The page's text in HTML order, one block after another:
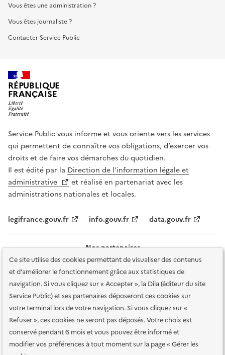
Ce site utilise des cookies permettant de visualiser des contenus
et d'améliorer le fonctionnement grâce aux statistiques de
navigation. Si vous cliquez sur « Accepter », la Dila (éditeur du site
Service Public) et ses partenaires déposeront ces cookies sur
votre terminal lors de votre navigation. Si vous cliquez sur «
Refuser », ces cookies ne seront pas déposés. Votre choix est
conservé pendant 6 mois et vous pouvez être informé et
modifier vos préférences à tout moment sur la page « Gérer les
Vous êtes une administration ?
Vous êtes journaliste ?
Contacter Service Public
RÉPUBLIQUE
FRANÇAISE
Service Public vous informe et vous oriente vers les services
qui permettent de connaître vos obligations, d’exercer vos
droits et de faire vos démarches du quotidien.
Il est édité par la Direction de l’information légale et
administrative
et réalisé en partenariat avec les
administrations nationales et locales.
legifrance.gouv.fr info.gouv.fr data.gouv.fr
Nos partenaires
Plan du site Accessibilité : totalement conforme
Accessibilité des
services en ligne Mentions légales Données personnelles et sécurité
Conditions générales d'utilisation Gestion des cookies